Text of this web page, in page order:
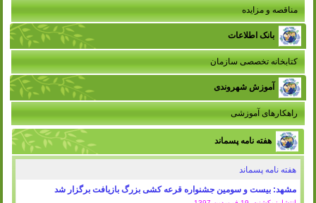
مناقصه و مزایده
بانک اطلاعات
کتابخانه تخصصی سازمان
آموزش شهروندی
راهکارهای آموزشی
هفته نامه پسماند
هفته نامه پسماند
مشهد: بیست و سومین جشنواره قرعه کشی بزرگ بازیافت برگزار شد